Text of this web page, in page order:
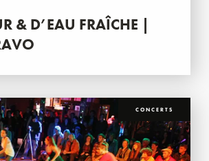
& D’EAU FRAÎCHE |
CONCERTS